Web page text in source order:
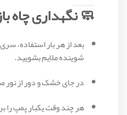
🧼 نگهداری چاه
بعد از هر بار استفاده،
شوینده ملایم بشویید.
در جای خشک و دور از نور
هر چند وقت یکبار پمپ را